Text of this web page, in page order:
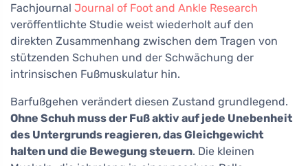
Fachjournal Journal of Foot and Ankle Research
veröffentlichte Studie weist wiederholt auf den
direkten Zusammenhang zwischen dem Tragen von
stützenden Schuhen und der Schwächung der
intrinsischen Fußmuskulatur hin.
Barfußgehen verändert diesen Zustand grundlegend.
Ohne Schuh muss der Fuß aktiv auf jede Unebenheit
des Untergrunds reagieren, das Gleichgewicht
halten und die Bewegung steuern. Die kleinen